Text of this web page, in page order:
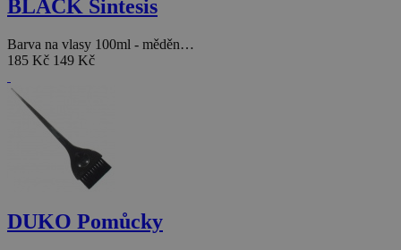
BLACK Sintesis
Barva na vlasy 100ml - měděn…
185 Kč 149 Kč
DUKO Pomůcky